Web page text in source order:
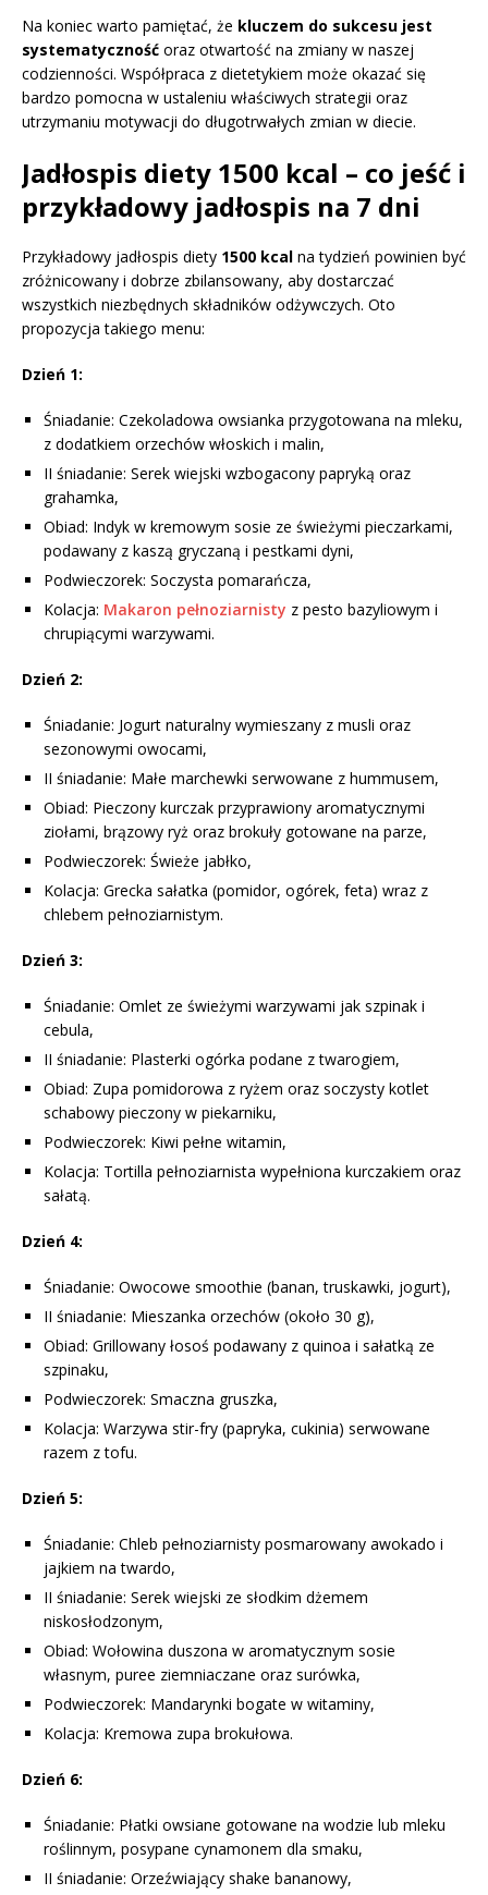
Na koniec warto pamiętać, że kluczem do sukcesu jest
systematyczność oraz otwartość na zmiany w naszej
codzienności. Współpraca z dietetykiem może okazać się
bardzo pomocna w ustaleniu właściwych strategii oraz
utrzymaniu motywacji do długotrwałych zmian w diecie.
Jadłospis diety 1500 kcal – co jeść i
przykładowy jadłospis na 7 dni
Przykładowy jadłospis diety 1500 kcal na tydzień powinien być
zróżnicowany i dobrze zbilansowany, aby dostarczać
wszystkich niezbędnych składników odżywczych. Oto
propozycja takiego menu:
Dzień 1:
Śniadanie: Czekoladowa owsianka przygotowana na mleku,
z dodatkiem orzechów włoskich i malin,
II śniadanie: Serek wiejski wzbogacony papryką oraz
grahamka,
Obiad: Indyk w kremowym sosie ze świeżymi pieczarkami,
podawany z kaszą gryczaną i pestkami dyni,
Podwieczorek: Soczysta pomarańcza,
Kolacja: Makaron pełnoziarnisty z pesto bazyliowym i
chrupiącymi warzywami.
Dzień 2:
Śniadanie: Jogurt naturalny wymieszany z musli oraz
sezonowymi owocami,
II śniadanie: Małe marchewki serwowane z hummusem,
Obiad: Pieczony kurczak przyprawiony aromatycznymi
ziołami, brązowy ryż oraz brokuły gotowane na parze,
Podwieczorek: Świeże jabłko,
Kolacja: Grecka sałatka (pomidor, ogórek, feta) wraz z
chlebem pełnoziarnistym.
Dzień 3:
Śniadanie: Omlet ze świeżymi warzywami jak szpinak i
cebula,
II śniadanie: Plasterki ogórka podane z twarogiem,
Obiad: Zupa pomidorowa z ryżem oraz soczysty kotlet
schabowy pieczony w piekarniku,
Podwieczorek: Kiwi pełne witamin,
Kolacja: Tortilla pełnoziarnista wypełniona kurczakiem oraz
sałatą.
Dzień 4:
Śniadanie: Owocowe smoothie (banan, truskawki, jogurt),
II śniadanie: Mieszanka orzechów (około 30 g),
Obiad: Grillowany łosoś podawany z quinoa i sałatką ze
szpinaku,
Podwieczorek: Smaczna gruszka,
Kolacja: Warzywa stir-fry (papryka, cukinia) serwowane
razem z tofu.
Dzień 5:
Śniadanie: Chleb pełnoziarnisty posmarowany awokado i
jajkiem na twardo,
II śniadanie: Serek wiejski ze słodkim dżemem
niskosłodzonym,
Obiad: Wołowina duszona w aromatycznym sosie
własnym, puree ziemniaczane oraz surówka,
Podwieczorek: Mandarynki bogate w witaminy,
Kolacja: Kremowa zupa brokułowa.
Dzień 6:
Śniadanie: Płatki owsiane gotowane na wodzie lub mleku
roślinnym, posypane cynamonem dla smaku,
II śniadanie: Orzeźwiający shake bananowy,